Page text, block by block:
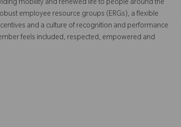
mobility and renewed life to people around the
employee resource groups (ERGs), a flexible
and a culture of recognition and performance
feels included, respected, empowered and